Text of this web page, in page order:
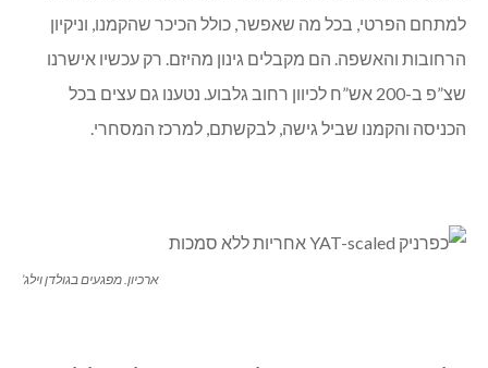
למתחם הפרטי, בכל מה שאפשר, כולל הכיכר שהקמנו, וניקיון
הרחובות והאשפה. הם מקבלים גינון מהיזם. רק עכשיו אישרנו
שצ”פ ב-200 אש”ח לכיוון רחוב גלבוע. נטענו גם עצים בכל
הכניסה והקמנו שביל גישה, לבקשתם, למרכז המסחרי.
ארכיון. מפגעים בגולדן וילג’